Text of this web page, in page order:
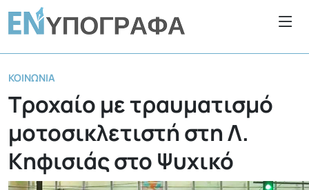
ΚΟΙΝΩΝΊΑ
Τροχαίο με τραυματισμό
μοτοσικλετιστή στη Λ.
Κηφισιάς στο Ψυχικό